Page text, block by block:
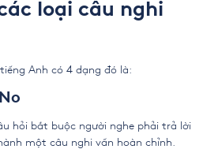
loại câu nghi
Anh có 4 dạng đó là:
hỏi bắt buộc người nghe phải trả lời
một câu nghi vấn hoàn chỉnh.